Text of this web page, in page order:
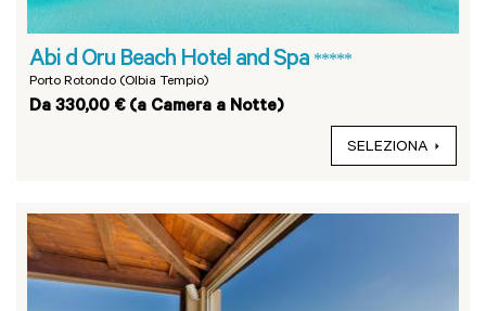
Abi d Oru Beach Hotel and Spa *****
Porto Rotondo (Olbia Tempio)
Da 330,00 € (a Camera a Notte)
SELEZIONA